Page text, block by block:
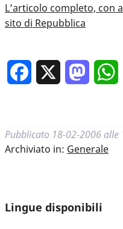
L’articolo completo, con
sito di Repubblica
Facebook
Pubblicato 18-02-2006 alle
Archiviato in: Generale
Lingue disponibili